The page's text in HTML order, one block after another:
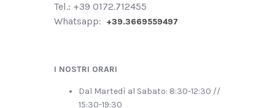
Tel.: +39 0172.712455
Whatsapp: +39.3669559497
I NOSTRI ORARI
Dal Martedì al Sabato: 8:30-12:30 //
15:30-19:30